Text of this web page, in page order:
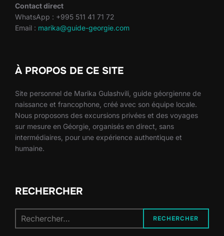
Contact direct
WhatsApp : +995 511 41 71 72
Email : marika@guide-georgie.com
À PROPOS DE CE SITE
Site personnel de Marika Gulashvili, guide géorgienne de
naissance et francophone, créé avec son équipe locale.
Nous proposons des excursions privées et des voyages
sur mesure en Géorgie, organisés en direct, sans
intermédiaires, pour une expérience authentique et
humaine.
RECHERCHER
Recherche
pour :
RECHERCHER